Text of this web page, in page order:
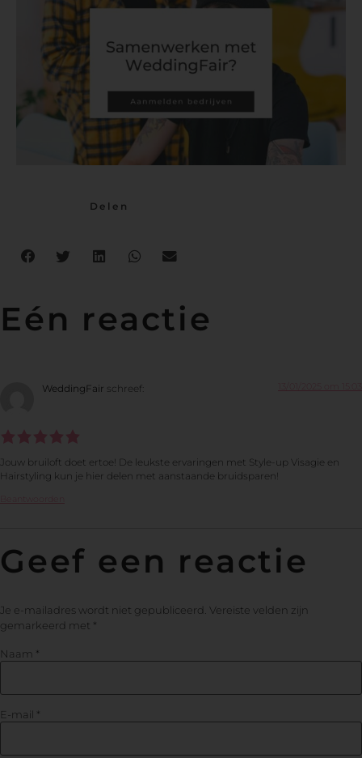
Delen
Eén reactie
WeddingFair schreef:
Jouw bruiloft doet ertoe! De leukste ervaringen met Style-up Visagie en
Hairstyling kun je hier delen met aanstaande bruidsparen!
Beantwoorden
Geef een reactie
Je e-mailadres wordt niet gepubliceerd. Vereiste velden zijn
gemarkeerd met *
Naam *
E-mail *